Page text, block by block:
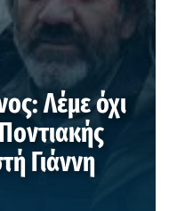
Λέμε όχι
Γιάννη